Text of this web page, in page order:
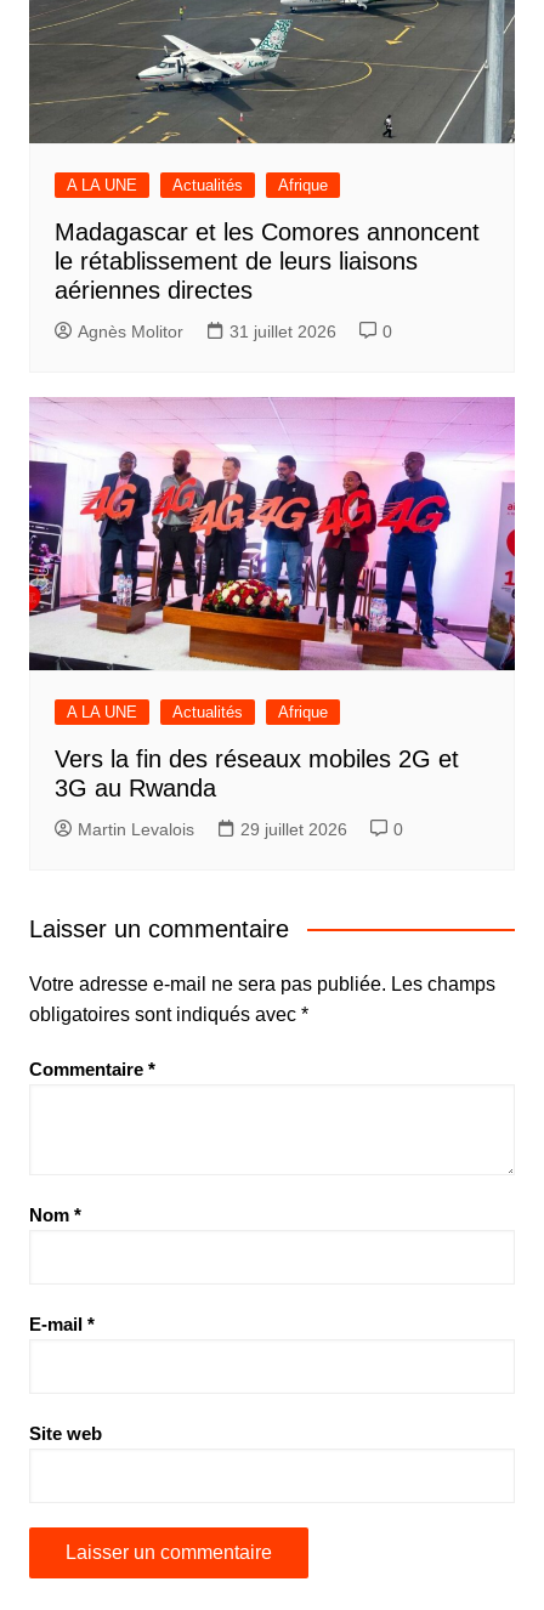
A LA UNE Actualités Afrique
Madagascar et les Comores annoncent
le rétablissement de leurs liaisons
aériennes directes
Agnès Molitor 31 juillet 2026 0
A LA UNE Actualités Afrique
Vers la fin des réseaux mobiles 2G et
3G au Rwanda
Martin Levalois 29 juillet 2026 0
Laisser un commentaire
Votre adresse e-mail ne sera pas publiée. Les champs
obligatoires sont indiqués avec *
Commentaire *
Nom *
E-mail *
Site web